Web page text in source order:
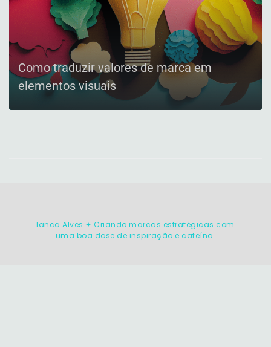
Como traduzir valores de marca em
elementos visuais
Ianca Alves ✦ Criando marcas estratégicas com
uma boa dose de inspiração e cafeína.